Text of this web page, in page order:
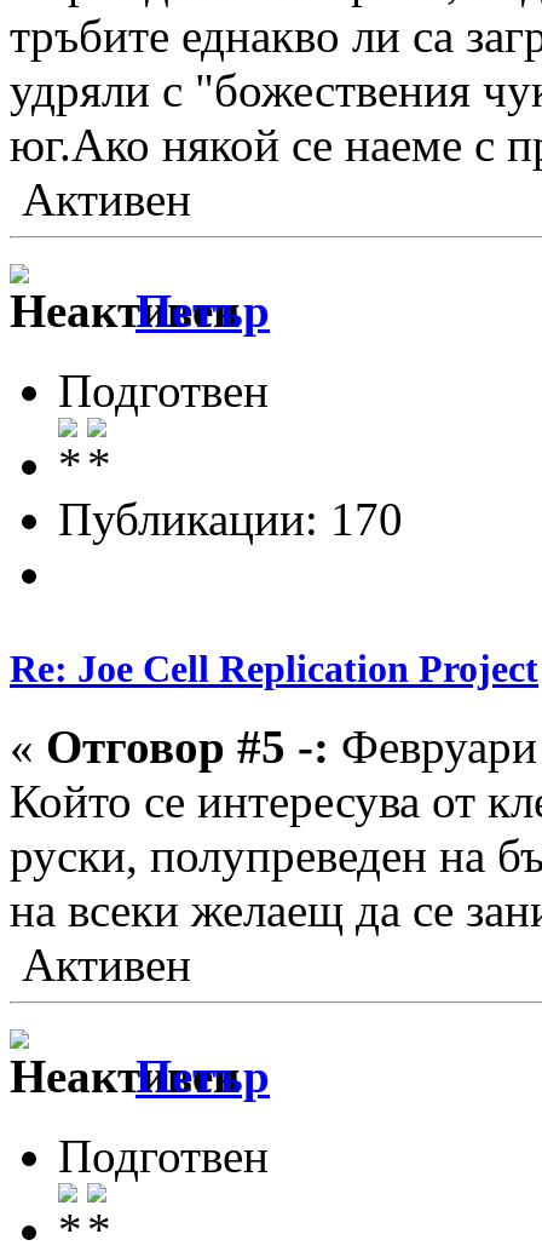
тръбите еднакво ли са
удряли с "божествения
юг.Ако някой се наеме с
Активен
Петър
Подготвен
Публикации: 170
Re: Joe Cell Replication Project
« Отговор #5 -:
Който се интересува от
руски, полупреведен на
на всеки желаещ да се
Активен
Петър
Подготвен